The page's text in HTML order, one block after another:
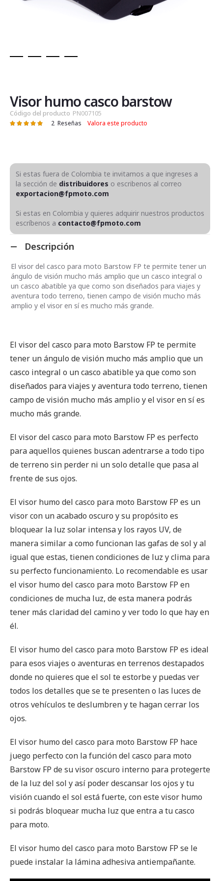
de
la
galería
de
Visor humo casco barstow
Código del producto PN007105
Valoración: 2 Reseñas Valora este producto
Si estas fuera de Colombia te invitamos a que ingreses a
la sección de distribuidores o escribenos al correo
exportacion@fpmoto.com
Si estas en Colombia y quieres adquirir nuestros productos
escríbenos a contacto@fpmoto.com
Descripción
El visor del casco para moto Barstow FP te permite tener un
ángulo de visión mucho más amplio que un casco integral o
un casco abatible ya que como son diseñados para viajes y
aventura todo terreno, tienen campo de visión mucho más
amplio y el visor en sí es mucho más grande.
El visor del casco para moto Barstow FP te permite
tener un ángulo de visión mucho más amplio que un
casco integral o un casco abatible ya que como son
diseñados para viajes y aventura todo terreno, tienen
campo de visión mucho más amplio y el visor en sí es
mucho más grande.
El visor del casco para moto Barstow FP es perfecto
para aquellos quienes buscan adentrarse a todo tipo
de terreno sin perder ni un solo detalle que pasa al
frente de sus ojos.
El visor humo del casco para moto Barstow FP es un
visor con un acabado oscuro y su propósito es
bloquear la luz solar intensa y los rayos UV, de
manera similar a como funcionan las gafas de sol y al
igual que estas, tienen condiciones de luz y clima para
su perfecto funcionamiento. Lo recomendable es usar
el visor humo del casco para moto Barstow FP en
condiciones de mucha luz, de esta manera podrás
tener más claridad del camino y ver todo lo que hay en
él.
El visor humo del casco para moto Barstow FP es ideal
para esos viajes o aventuras en terrenos destapados
donde no quieres que el sol te estorbe y puedas ver
todos los detalles que se te presenten o las luces de
otros vehículos te deslumbren y te hagan cerrar los
ojos.
El visor humo del casco para moto Barstow FP hace
juego perfecto con la función del casco para moto
Barstow FP de su visor oscuro interno para protegerte
de la luz del sol y así poder descansar los ojos y tu
visión cuando el sol está fuerte, con este visor humo
si podrás bloquear mucha luz que entra a tu casco
para moto.
El visor humo del casco para moto Barstow FP se le
puede instalar la lámina adhesiva antiempañante.